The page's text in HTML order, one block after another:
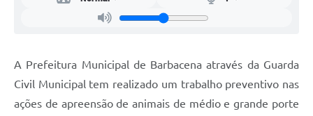
Plano Diretor e Mobilidade Urbana
3º Jornada Empreendedora BQ
A Prefeitura Municipal de Barbacena através da Guarda
Civil Municipal tem realizado um trabalho preventivo nas
ações de apreensão de animais de médio e grande porte